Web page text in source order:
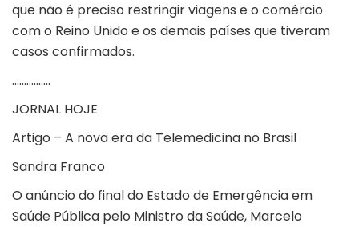
que não é preciso restringir viagens e o comércio
com o Reino Unido e os demais países que tiveram
casos confirmados.
…………….
JORNAL HOJE
Artigo – A nova era da Telemedicina no Brasil
Sandra Franco
O anúncio do final do Estado de Emergência em
Saúde Pública pelo Ministro da Saúde, Marcelo